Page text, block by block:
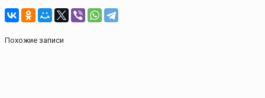
Похожие записи